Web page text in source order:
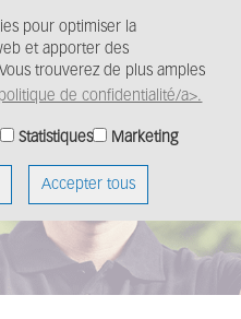
pour optimiser la
et apporter des
trouverez de plus amples
politique de confidentialité/a>.
Statistiques Marketing
Accepter tous